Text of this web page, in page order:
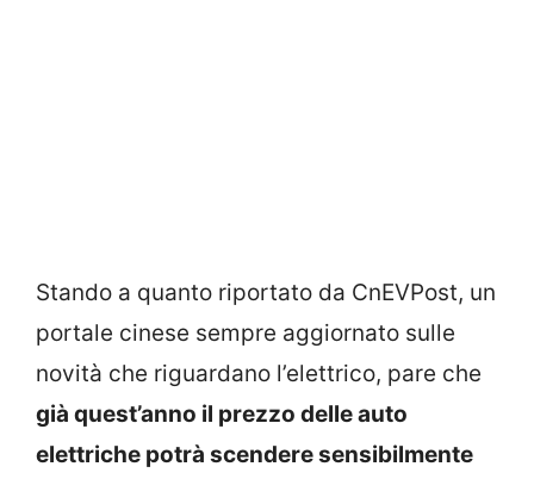
Stando a quanto riportato da CnEVPost, un
portale cinese sempre aggiornato sulle
novità che riguardano l’elettrico, pare che
già quest’anno il prezzo delle auto
elettriche potrà scendere sensibilmente